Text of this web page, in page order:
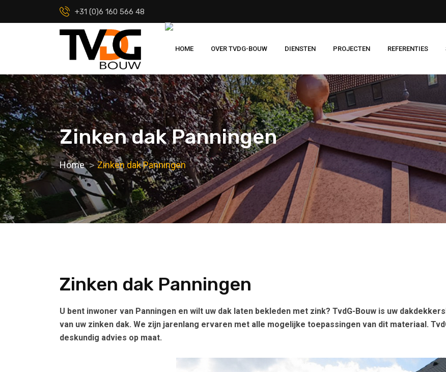
+31 (0)6 160 566 48
HOME OVER TVDG-BOUW DIENSTEN PROJECTEN REFERENTIES
Zinken dak Panningen
Home Zinken dak Panningen
Zinken dak Panningen
U bent inwoner van Panningen en wilt uw dak laten bekleden met zink? TvdG-Bouw is uw
van uw zinken dak. We zijn jarenlang ervaren met alle mogelijke toepassingen van dit materiaal.
deskundig advies op maat.